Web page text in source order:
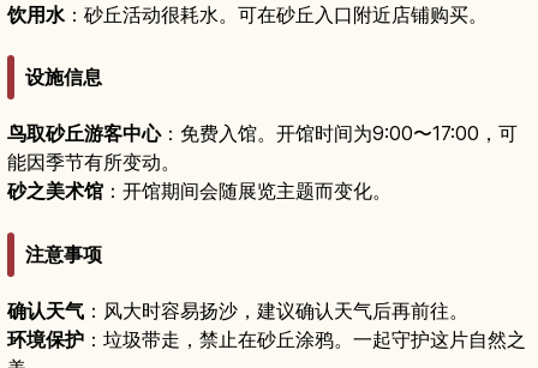
饮用水 ：砂丘活动很耗水。可在砂丘入口附近店铺购买。
设施信息
鸟取砂丘游客中心：免费入馆。开馆时间为9:00〜17:00，可
能因季节有所变动。
砂之美术馆 ：开馆期间会随展览主题而变化。
注意事项
确认天气 ：风大时容易扬沙，建议确认天气后再前往。
环境保护 ：垃圾带走，禁止在砂丘涂鸦。一起守护这片自然之